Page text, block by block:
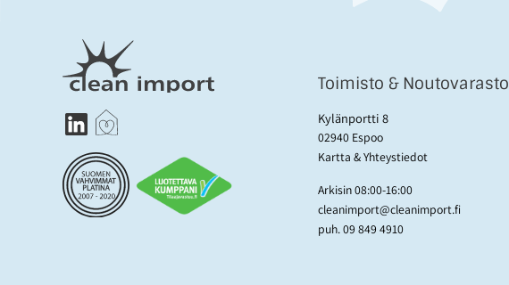
Toimisto & Noutovarasto
Kylänportti 8
02940 Espoo
Kartta & Yhteystiedot
Arkisin 08:00-16:00
cleanimport@cleanimport.fi
puh.09 849 4910